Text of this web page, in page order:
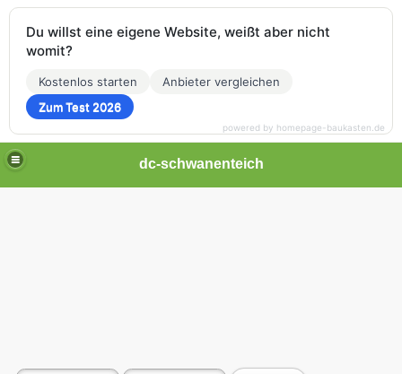
dc-schwanenteich
Du willst eine eigene Website, weißt aber nicht
womit?
Kostenlos starten
Anbieter vergleichen
Zum Test 2026
powered by homepage-baukasten.de